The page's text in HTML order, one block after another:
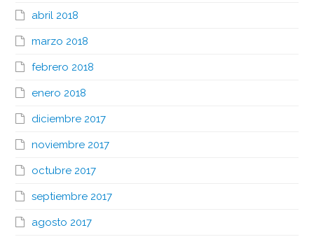
abril 2018
marzo 2018
febrero 2018
enero 2018
diciembre 2017
noviembre 2017
octubre 2017
septiembre 2017
agosto 2017